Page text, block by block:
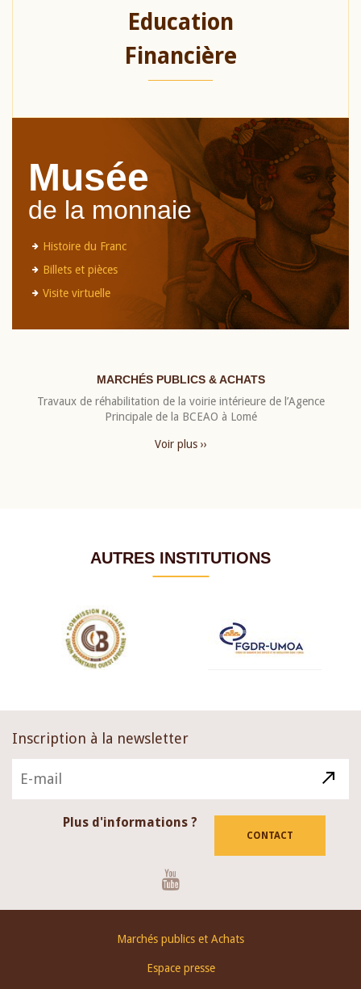
Education
Financière
Musée
de la monnaie
Histoire du Franc
Billets et pièces
Visite virtuelle
MARCHÉS PUBLICS & ACHATS
Travaux de réhabilitation de la voirie intérieure de l’Agence
Principale de la BCEAO à Lomé
Voir plus ››
AUTRES INSTITUTIONS
Inscription à la newsletter
Plus d'informations ?
CONTACT
Marchés publics et Achats
Espace presse